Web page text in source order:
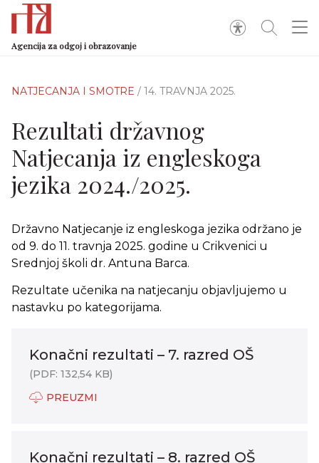
Agencija za odgoj i obrazovanje
NATJECANJA I SMOTRE / 14. TRAVNJA 2025.
Rezultati državnog
Natjecanja iz engleskoga
jezika 2024./2025.
Državno Natjecanje iz engleskoga jezika održano je
od 9. do 11. travnja 2025. godine u Crikvenici u
Srednjoj školi dr. Antuna Barca.
Rezultate učenika na natjecanju objavljujemo u
nastavku po kategorijama.
Konačni rezultati – 7. razred OŠ
(PDF: 132,54 KB)
PREUZMI
Konačni rezultati – 8. razred OŠ